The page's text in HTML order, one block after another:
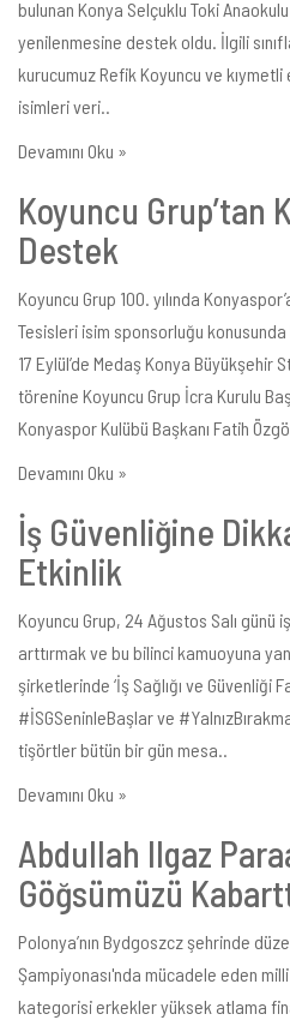
bulunan Konya Selçuklu Toki Anaokulu
yenilenmesine destek oldu. İlgili
kurucumuz Refik Koyuncu ve
isimleri veri..
Devamını Oku »
Koyuncu Grup’tan
Destek
Koyuncu Grup 100. yılında
Tesisleri isim sponsorluğu
17 Eylül’de Medaş Konya Büyükşehir
törenine Koyuncu Grup İcra Kurulu
Konyaspor Kulübü Başkanı Fatih
Devamını Oku »
İş Güvenliğine
Etkinlik
Koyuncu Grup, 24 Ağustos Salı günü
arttırmak ve bu bilinci kamuoyuna
şirketlerinde ‘İş Sağlığı ve Güvenliği
#İSGSeninleBaşlar ve
tişörtler bütün bir gün mesa..
Devamını Oku »
Abdullah Ilgaz
Göğsümüzü
Polonya’nın Bydgoszcz şehrinde
Şampiyonası'nda mücadele eden
kategorisi erkekler yüksek atlama